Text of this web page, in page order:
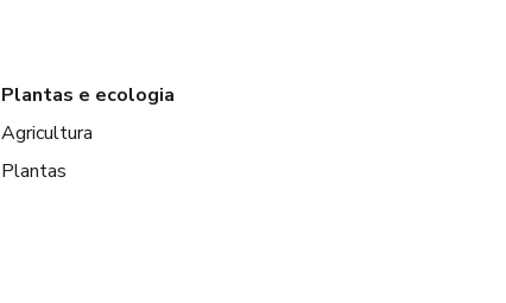
Plantas e ecologia
Agricultura
Plantas